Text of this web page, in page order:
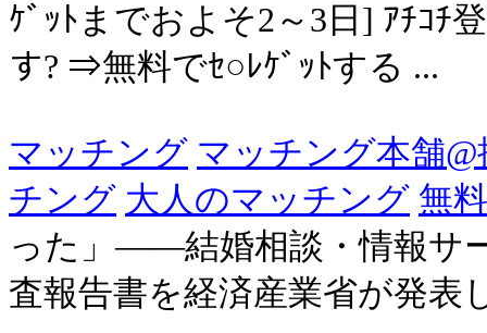
ｹﾞｯﾄまでおよそ2～3日] ｱﾁｺﾁ
す? ⇒無料でｾ○ﾚｹﾞｯﾄする ...
マッチング マッチング本舗@
チング 大人のマッチング 無
った」――結婚相談・情報サ
査報告書を経済産業省が発表